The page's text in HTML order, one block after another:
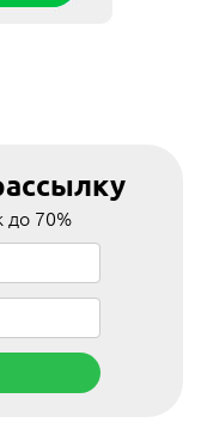
до 70%